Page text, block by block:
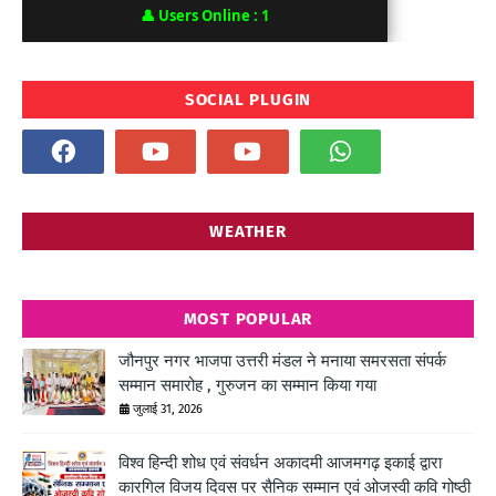
👤 Users Online : 1
SOCIAL PLUGIN
WEATHER
MOST POPULAR
जौनपुर नगर भाजपा उत्तरी मंडल ने मनाया समरसता संपर्क
सम्मान समारोह , गुरुजन का सम्मान किया गया
जुलाई 31, 2026
विश्व हिन्दी शोध एवं संवर्धन अकादमी आजमगढ़ इकाई द्वारा
कारगिल विजय दिवस पर सैनिक सम्मान एवं ओजस्वी कवि गोष्ठी